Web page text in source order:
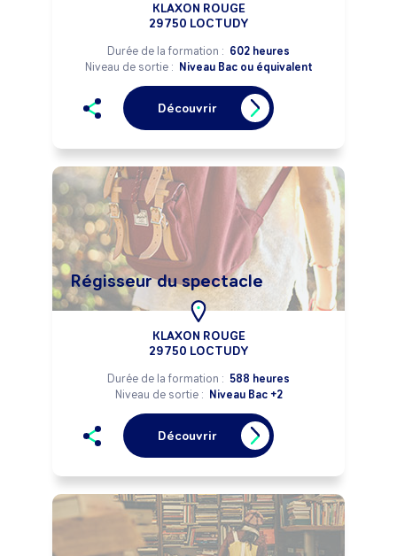
KLAXON ROUGE
29750 LOCTUDY
Durée de la formation : 602 heures
Niveau de sortie : Niveau Bac ou équivalent
Découvrir
Régisseur du spectacle
KLAXON ROUGE
29750 LOCTUDY
Durée de la formation : 588 heures
Niveau de sortie : Niveau Bac +2
Découvrir